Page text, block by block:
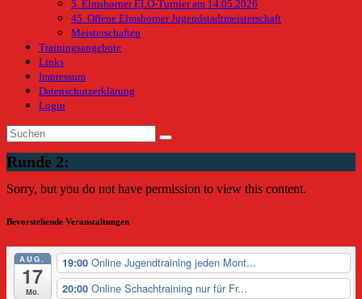
5. Elmshorner ELO-Turnier am 14.05.2026
45. Offene Elmshorner Jugendstadtmeisterschaft
Meisterschaften
Trainingsangebote
Links
Impressum
Datenschutzerklärung
Login
Runde 2:
Sorry, but you do not have permission to view this content.
Bevorstehende Veranstaltungen
AUG.
17
Mo.
19:00 Online Jugendtraining jeden Mont...
20:00 Online Schachtraining nur für Fr...